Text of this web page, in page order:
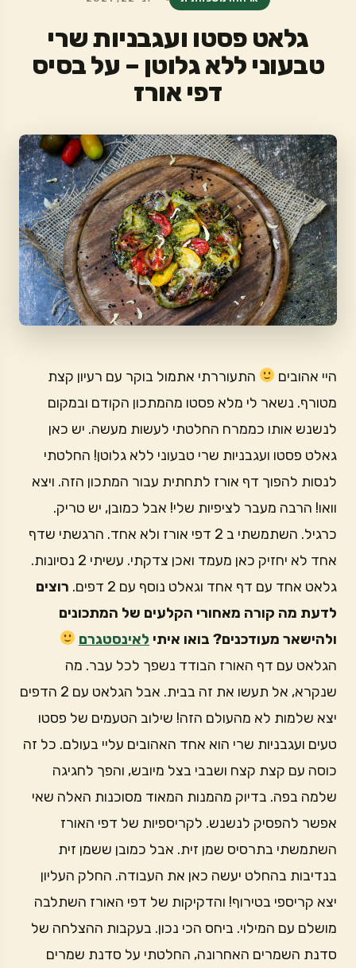
גלאט פסטו ועגבניות שרי
טבעוני ללא גלוטן – על בסיס
דפי אורז
היי אהובים
התעוררתי אתמול בוקר עם רעיון קצת
מטורף. נשאר לי מלא פסטו מהמתכון הקודם ובמקום
לנשנש אותו כממרח החלטתי לעשות מעשה. יש כאן
גאלט פסטו ועגבניות שרי טבעוני ללא גלוטן! החלטתי
לנסות להפוך דף אורז לתחתית עבור המתכון הזה. ויצא
וואו! הרבה מעבר לציפיות שלי! אבל כמובן, יש טריק.
כרגיל. השתמשתי ב 2 דפי אורז ולא אחד. הרגשתי שדף
אחד לא יחזיק כאן מעמד ואכן צדקתי. עשיתי 2 נסיונות.
גלאט אחד עם דף אחד וגאלט נוסף עם 2 דפים.
רוצים
לדעת מה קורה מאחורי הקלעים של המתכונים
ולהישאר מעודכנים? בואו איתי לאינסטגרם
הגלאט עם דף האורז הבודד נשפך לכל עבר. מה
שנקרא, אל תעשו את זה בבית. אבל הגלאט עם 2 הדפים
יצא שלמות לא מהעולם הזה! שילוב הטעמים של פסטו
טעים ועגבניות שרי הוא אחד האהובים עליי בעולם. כל זה
כוסה עם קצת קצח ושבבי בצל מיובש, והפך לחגיגה
שלמה בפה. בדיוק מהמנות המאוד מסוכנות האלה שאי
אפשר להפסיק לנשנש. לקריספיות של דפי האורז
השתמשתי בתרסיס שמן זית. אבל כמובן ששמן זית
בנדיבות בהחלט יעשה כאן את העבודה. החלק העליון
יצא קריספי בטירוף! והדקיקות של דפי האורז השתלבה
מושלם עם המילוי. ביחס הכי נכון. בעקבות ההצלחה של
סדנת השמרים האחרונה, החלטתי על סדנת שמרים